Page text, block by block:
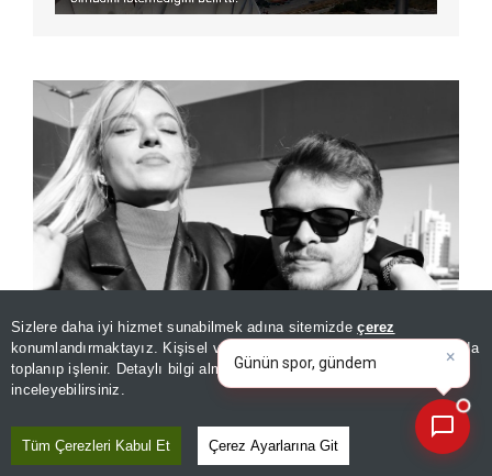
Sizlere daha iyi hizmet sunabilmek adına sitemizdeçerez
konumlandırmaktayız. Kişisel verileriniz, KVKK ve GDPR kapsamında
toplanıp işlenir. Detaylı bilgi almak içinAydınlatma Metnimizi
inceleyebilirsiniz.
Tüm Çerezleri Kabul Et Çerez Ayarlarına Git
Burak Yörük ve Tuana Yılmaz cephesinde şaşırtan iddia:
“Gizlice evlendiler”
GİZLİCE EVLENDİLER İDDİASI
Günün spor, gündem ve
ekonomi gelişmelerini analiz
edin!|